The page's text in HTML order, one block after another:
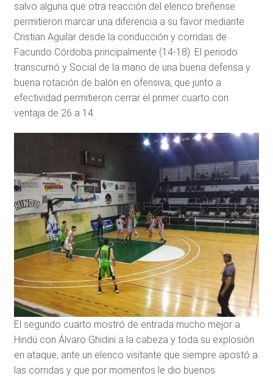
salvo alguna que otra reacción del elenco breñense
permitieron marcar una diferencia a su favor mediante
Cristian Aguilar desde la conducción y corridas de
Facundo Córdoba principalmente (14-18). El periodo
transcurrió y Social de la mano de una buena defensa y
buena rotación de balón en ofensiva, que junto a
efectividad permitieron cerrar el primer cuarto con
ventaja de 26 a 14.
El segundo cuarto mostró de entrada mucho mejor a
Hindú con Álvaro Ghidini a la cabeza y toda su explosión
en ataque, ante un elenco visitante que siempre apostó a
las corridas y que por momentos le dio buenos